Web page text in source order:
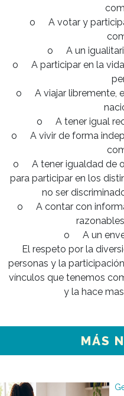
o	A votar y participar en las elecciones de su
o	A un igualitario acceso a la Justicia.
o	A participar en la vida cultural, igual que las demás
o	A viajar libremente, elegir su lugar de residencia y
o	A tener igual reconocimiento ante la ley.
o	A vivir de forma independiente y formar parte de la
o	A tener igualdad de oportunidades que los demás
para participar en los
no ser
o	A contar con información accesible y los ajustes
o	A un envejecimiento activo.
El respeto por la
personas y la
vínculos que tenemos
MÁS